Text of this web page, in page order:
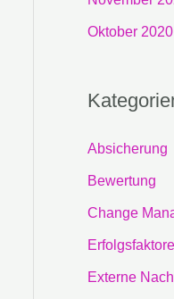
Oktober 2020
Absicherung
Bewertung
Change
Externe